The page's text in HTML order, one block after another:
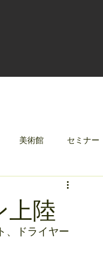
美術館 セミナー
上陸
、ドライヤー